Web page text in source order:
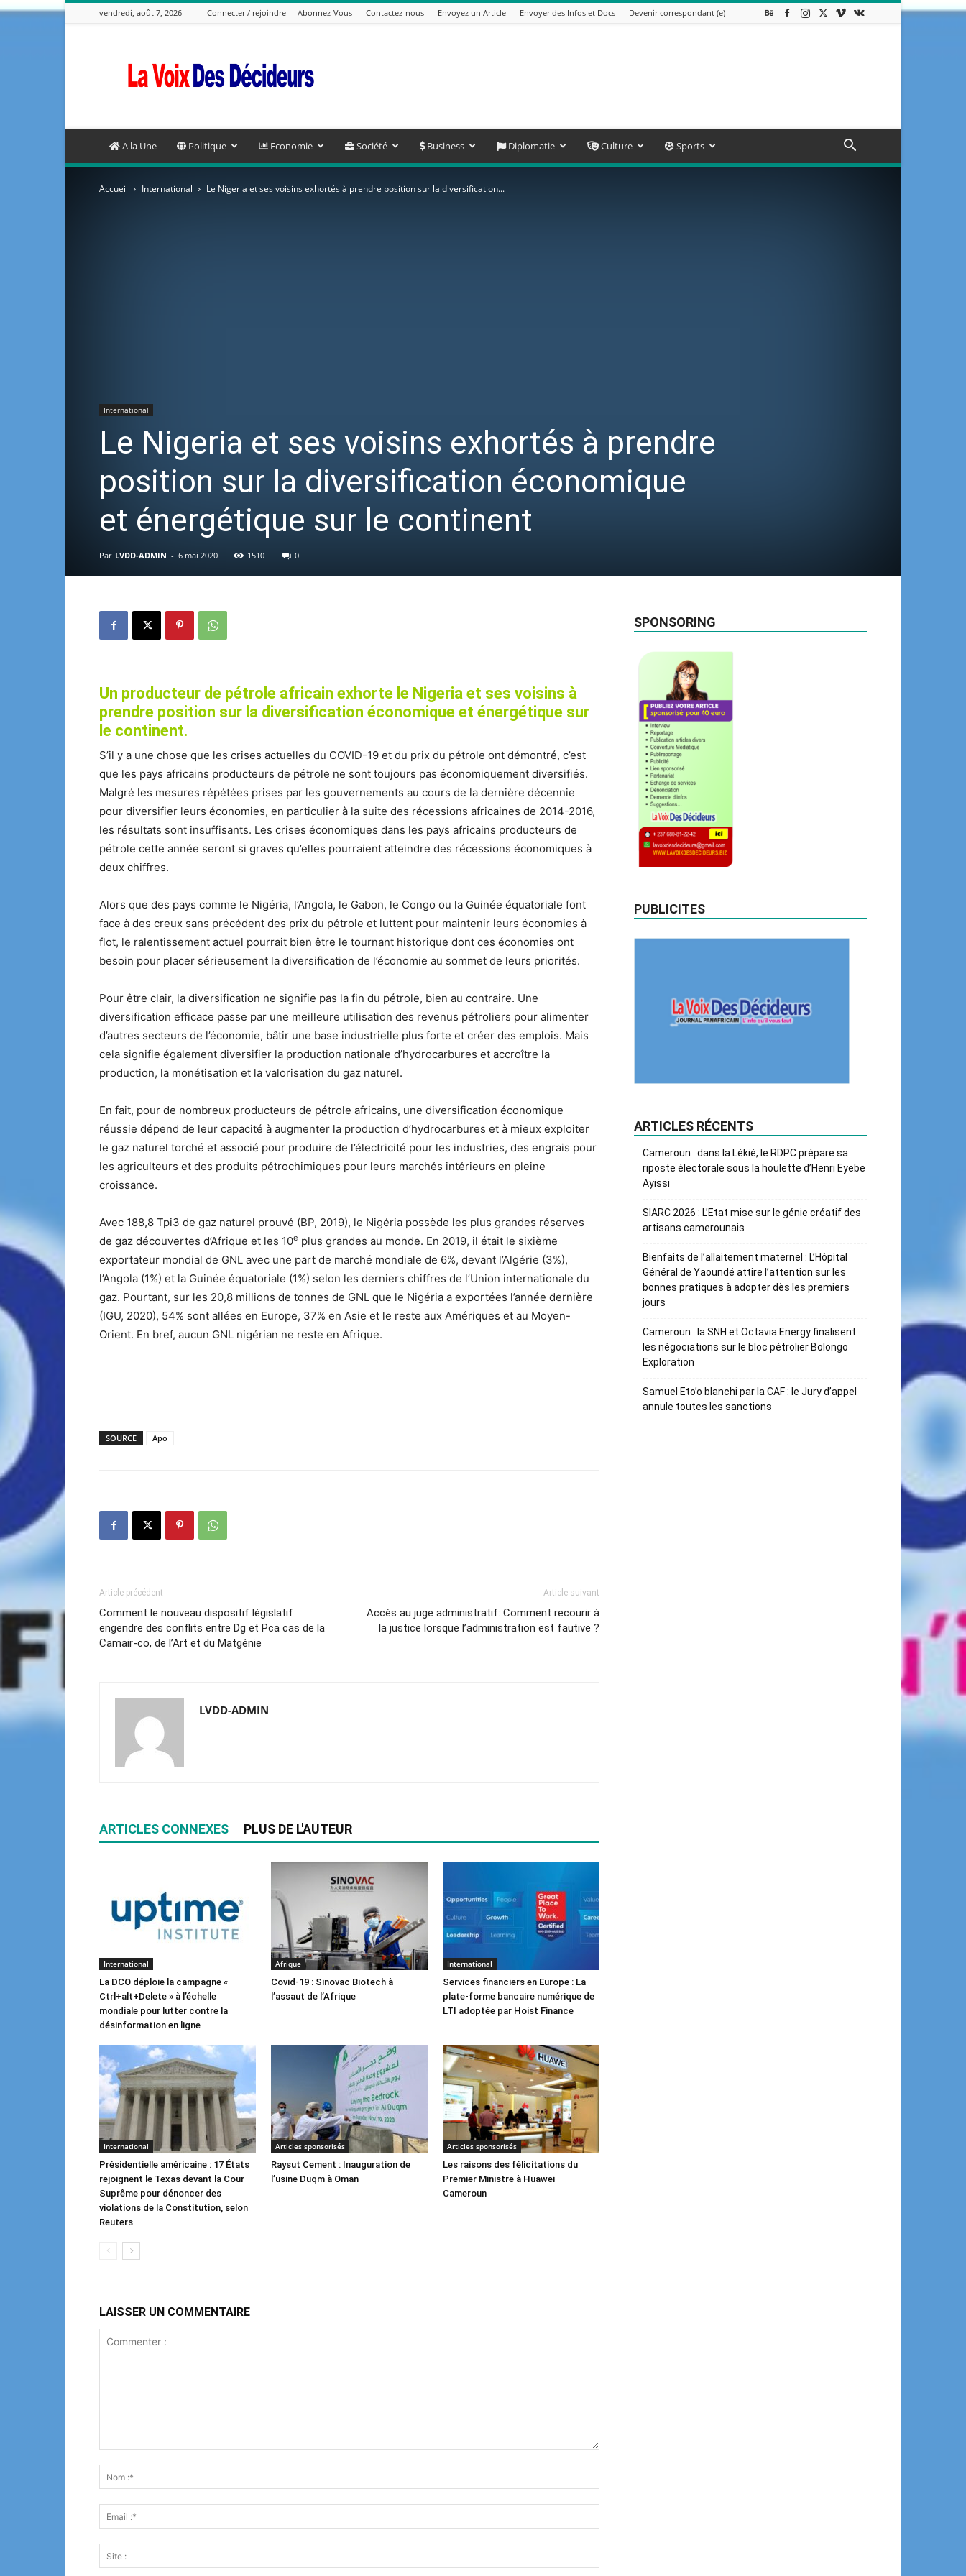
vendredi, août 7, 2026 Connecter / rejoindre Abonnez-Vous Contactez-nous Envoyez un Article Envoyer des Infos et Docs Devenir correspondant (e)
Voix
Des
A la Une Politique Economie Société Business Diplomatie Culture Sports
Accueil International Le Nigeria et ses voisins exhortés à prendre position sur la diversification...
International
Le Nigeria et ses voisins exhortés à prendre
position sur la diversification économique
et énergétique sur le continent
Par LVDD-ADMIN - 6 mai 2020 1510 0
Un producteur de pétrole africain exhorte le Nigeria et ses voisins à
prendre position sur la diversification économique et énergétique sur
le continent.
S’il y a une chose que les crises actuelles du COVID-19 et du prix du pétrole ont démontré, c’est
que les pays africains producteurs de pétrole ne sont toujours pas économiquement diversifiés.
Malgré les mesures répétées prises par les gouvernements au cours de la dernière décennie
pour diversifier leurs économies, en particulier à la suite des récessions africaines de 2014-2016,
les résultats sont insuffisants. Les crises économiques dans les pays africains producteurs de
pétrole cette année seront si graves qu’elles pourraient atteindre des récessions économiques à
deux chiffres.
Alors que des pays comme le Nigéria, l’Angola, le Gabon, le Congo ou la Guinée équatoriale font
face à des creux sans précédent des prix du pétrole et luttent pour maintenir leurs économies à
flot, le ralentissement actuel pourrait bien être le tournant historique dont ces économies ont
besoin pour placer sérieusement la diversification de l’économie au sommet de leurs priorités.
Pour être clair, la diversification ne signifie pas la fin du pétrole, bien au contraire. Une
diversification efficace passe par une meilleure utilisation des revenus pétroliers pour alimenter
d’autres secteurs de l’économie, bâtir une base industrielle plus forte et créer des emplois. Mais
cela signifie également diversifier la production nationale d’hydrocarbures et accroître la
production, la monétisation et la valorisation du gaz naturel.
En fait, pour de nombreux producteurs de pétrole africains, une diversification économique
réussie dépend de leur capacité à augmenter la production d’hydrocarbures et à mieux exploiter
le gaz naturel torché et associé pour produire de l’électricité pour les industries, des engrais pour
les agriculteurs et des produits pétrochimiques pour leurs marchés intérieurs en pleine
croissance.
Avec 188,8 Tpi3 de gaz naturel prouvé (BP, 2019), le Nigéria possède les plus grandes réserves
de gaz découvertes d’Afrique et les 10e plus grandes au monde. En 2019, il était le sixième
exportateur mondial de GNL avec une part de marché mondiale de 6%, devant l’Algérie (3%),
l’Angola (1%) et la Guinée équatoriale (1%) selon les derniers chiffres de l’Union internationale du
gaz. Pourtant, sur les 20,8 millions de tonnes de GNL que le Nigéria a exportées l’année dernière
(IGU, 2020), 54% sont allées en Europe, 37% en Asie et le reste aux Amériques et au Moyen-
Orient. En bref, aucun GNL nigérian ne reste en Afrique.
SOURCE Apo
Article précédent
Comment le nouveau dispositif législatif
engendre des conflits entre Dg et Pca cas de la
Camair-co, de l’Art et du Matgénie
Article suivant
Accès au juge administratif: Comment recourir à
la justice lorsque l’administration est fautive ?
LVDD-ADMIN
ARTICLES CONNEXES PLUS DE L'AUTEUR
International
La DCO déploie la campagne «
Ctrl+alt+Delete » à l’échelle
mondiale pour lutter contre la
désinformation en ligne
Afrique
Covid-19 : Sinovac Biotech à
l’assaut de l’Afrique
International
Services financiers en Europe : La
plate-forme bancaire numérique de
LTI adoptée par Hoist Finance
International
Présidentielle américaine : 17 États
rejoignent le Texas devant la Cour
Suprême pour dénoncer des
violations de la Constitution, selon
Reuters
Articles sponsorisés
Raysut Cement : Inauguration de
l’usine Duqm à Oman
Articles sponsorisés
Les raisons des félicitations du
Premier Ministre à Huawei
Cameroun
LAISSER UN COMMENTAIRE
SPONSORING
PUBLICITES
ARTICLES RÉCENTS
Cameroun : dans la Lékié, le RDPC prépare sa
riposte électorale sous la houlette d’Henri Eyebe
Ayissi
SIARC 2026 : L’Etat mise sur le génie créatif des
artisans camerounais
Bienfaits de l’allaitement maternel : L’Hôpital
Général de Yaoundé attire l’attention sur les
bonnes pratiques à adopter dès les premiers
jours
Cameroun : la SNH et Octavia Energy finalisent
les négociations sur le bloc pétrolier Bolongo
Exploration
Samuel Eto’o blanchi par la CAF : le Jury d’appel
annule toutes les sanctions